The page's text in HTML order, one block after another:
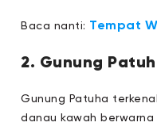
Baca nanti: Tempat
2. Gunung
Gunung Patuha
danau kawah